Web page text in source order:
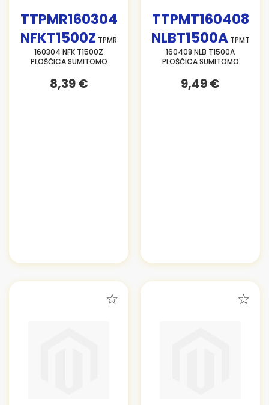
TTPMR160304
NFKT1500Z TPMR
160304 NFK T1500Z
PLOŠČICA SUMITOMO
8,39 €
TTPMT160408
NLBT1500ATPMT
160408 NLB T1500A
PLOŠČICA SUMITOMO
9,49 €